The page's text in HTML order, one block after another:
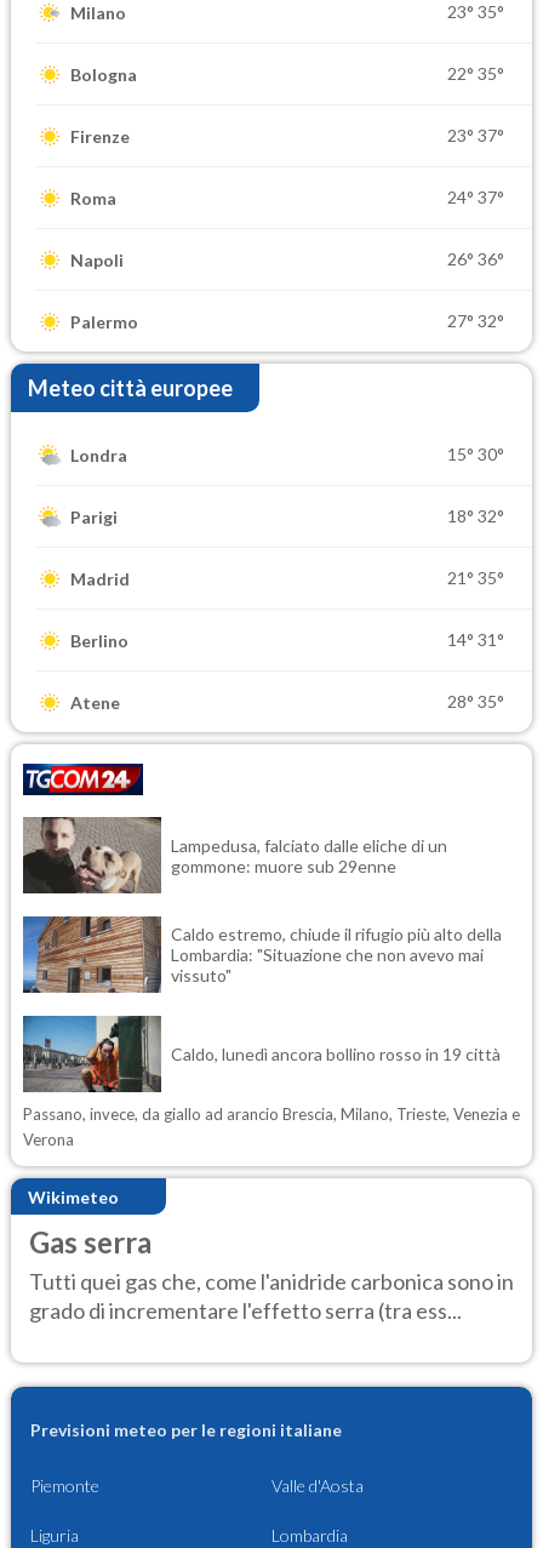
Milano 23° 35°
Bologna 22° 35°
Firenze 23° 37°
Roma 24° 37°
Napoli 26° 36°
Palermo 27° 32°
Meteo città europee
Londra 15° 30°
Parigi 18° 32°
Madrid 21° 35°
Berlino 14° 31°
Atene 28° 35°
Lampedusa, falciato dalle eliche di un
gommone: muore sub 29enne
Caldo estremo, chiude il rifugio più alto della
Lombardia: "Situazione che non avevo mai
vissuto"
Caldo, lunedì ancora bollino rosso in 19 città
Passano, invece, da giallo ad arancio Brescia, Milano, Trieste, Venezia e
Verona
Wikimeteo
Gas serra
Tutti quei gas che, come l'anidride carbonica sono in
grado di incrementare l'effetto serra (tra ess...
Previsioni meteo per le regioni italiane
Piemonte Valle d'Aosta
Liguria Lombardia